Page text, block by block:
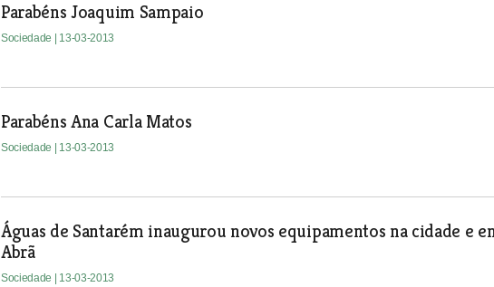
Parabéns Joaquim Sampaio
Sociedade | 13-03-2013
Parabéns Ana Carla Matos
Sociedade | 13-03-2013
Águas de Santarém inaugurou novos equipamentos na cidade e
Abrã
Sociedade | 13-03-2013